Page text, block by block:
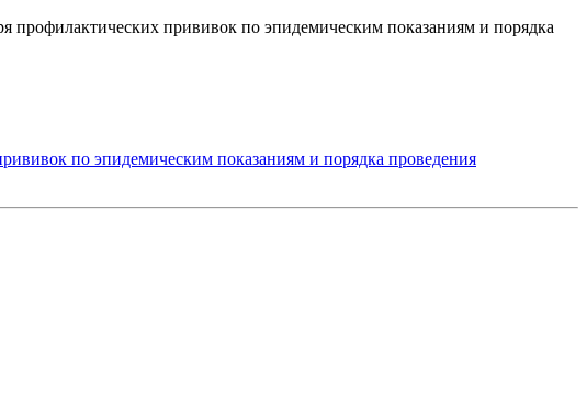
профилактических прививок по эпидемическим показаниям и порядка